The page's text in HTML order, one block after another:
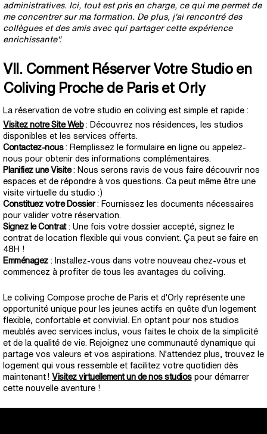
administratives. Ici, tout est pris en charge, ce qui me permet de
me concentrer sur ma formation. De plus, j'ai rencontré des
collègues et des amis avec qui partager cette expérience
enrichissante".
VII. Comment Réserver Votre Studio en
Coliving Proche de Paris et Orly
La réservation de votre studio en coliving est simple et rapide :
Visitez notre Site Web: Découvrez nos résidences, les studios
disponibles et les services offerts.
Contactez-nous: Remplissez le formulaire en ligne ou appelez-
nous pour obtenir des informations complémentaires.
Planifiez une Visite: Nous serons ravis de vous faire découvrir nos
espaces et de répondre à vos questions. Ca peut même être une
visite virtuelle du studio :)
Constituez votre Dossier: Fournissez les documents nécessaires
pour valider votre réservation.
Signez le Contrat: Une fois votre dossier accepté, signez le
contrat de location flexible qui vous convient. Ça peut se faire en
48H !
Emménagez: Installez-vous dans votre nouveau chez-vous et
commencez à profiter de tous les avantages du coliving.
Le coliving Compose proche de Paris et d'Orly représente une
opportunité unique pour les jeunes actifs en quête d'un logement
flexible, confortable et convivial. En optant pour nos studios
meublés avec services inclus, vous faites le choix de la simplicité
et de la qualité de vie. Rejoignez une communauté dynamique qui
partage vos valeurs et vos aspirations. N'attendez plus, trouvez le
logement qui vous ressemble et facilitez votre quotidien dès
maintenant ! Visitez virtuellement un de nos studiospour démarrer
cette nouvelle aventure !